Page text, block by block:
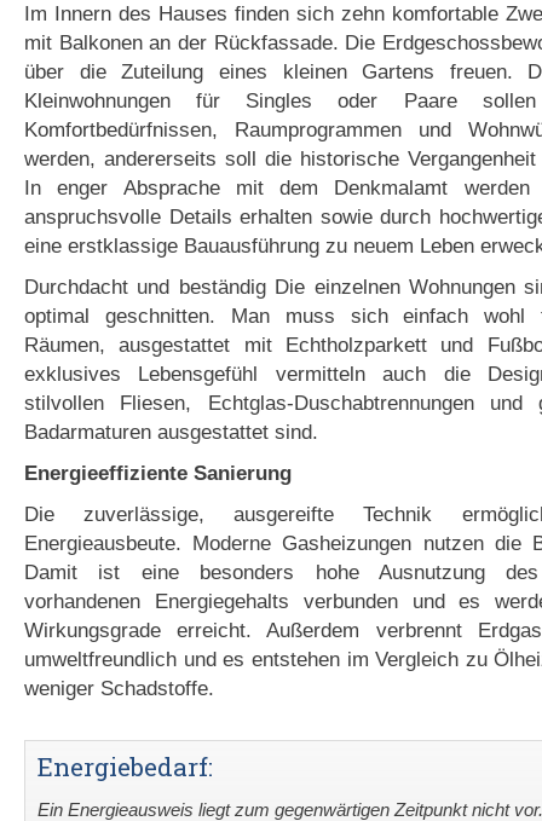
Im Innern des Hauses finden sich zehn komfortable
mit Balkonen an der Rückfassade. Die
über die Zuteilung eines kleinen Gartens freuen.
Kleinwohnungen für Singles oder Paare
Komfortbedürfnissen, Raumprogrammen und
werden, andererseits soll die historische
In enger Absprache mit dem Denkmalamt werden
anspruchsvolle Details erhalten sowie durch
eine erstklassige Bauausführung zu neuem Leben
Durchdacht und beständig Die einzelnen Wohnungen
optimal geschnitten. Man muss sich einfach wohl
Räumen, ausgestattet mit Echtholzparkett und
exklusives Lebensgefühl vermitteln auch die
stilvollen Fliesen, Echtglas-Duschabtrennungen und
Badarmaturen ausgestattet sind.
Energieeffiziente Sanierung
Die zuverlässige, ausgereifte Technik
Energieausbeute. Moderne Gasheizungen nutzen die
Damit ist eine besonders hohe Ausnutzung
vorhandenen Energiegehalts verbunden und es
Wirkungsgrade erreicht. Außerdem verbrennt
umweltfreundlich und es entstehen im Vergleich zu
weniger Schadstoffe.
Energiebedarf:
Ein Energieausweis liegt zum gegenwärtigen Zeitpunkt nicht vor.